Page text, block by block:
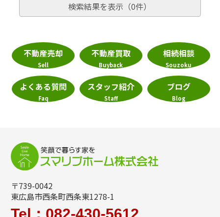
検索結果を表示（0件）
不動産売却
Sell
不動産買取
Buyback
相続相談
Souzoku
よくある質問
Faq
スタッフ紹介
Staff
ブログ
Blog
〒739-0042
東広島市西条町西条東1278-1